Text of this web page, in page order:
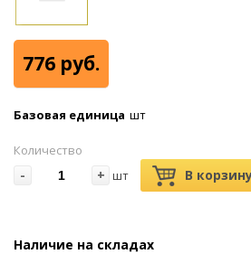
776 руб.
Базовая единица шт
Количество
- + шт В
Наличие на складах